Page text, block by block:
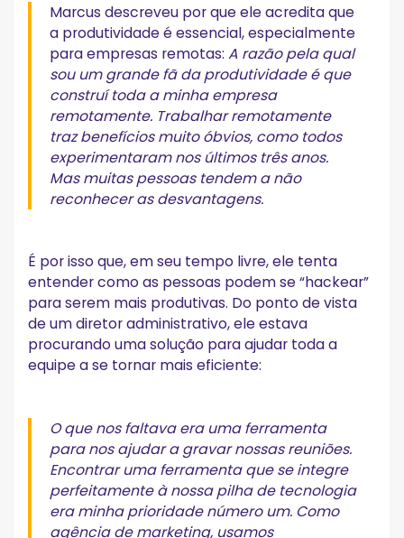
Marcus descreveu por que ele acredita que
a produtividade é essencial, especialmente
para empresas remotas:A razão pela qual
sou um grande fã da produtividade é que
construí toda a minha empresa
remotamente. Trabalhar remotamente
traz benefícios muito óbvios, como todos
experimentaram nos últimos três anos.
Mas muitas pessoas tendem a não
reconhecer as desvantagens.
É por isso que, em seu tempo livre, ele tenta
entender como as pessoas podem se “hackear”
para serem mais produtivas. Do ponto de vista
de um diretor administrativo, ele estava
procurando uma solução para ajudar toda a
equipe a se tornar mais eficiente:
O que nos faltava era uma ferramenta
para nos ajudar a gravar nossas reuniões.
Encontrar uma ferramenta que se integre
perfeitamente à nossa pilha de tecnologia
era minha prioridade número um. Como
agência de marketing, usamos